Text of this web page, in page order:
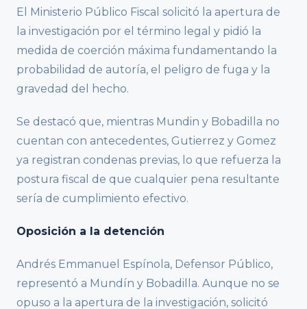
El Ministerio Público Fiscal solicitó la apertura de
la investigación por el término legal y pidió la
medida de coerción máxima fundamentando la
probabilidad de autoría, el peligro de fuga y la
gravedad del hecho.
Se destacó que, mientras Mundin y Bobadilla no
cuentan con antecedentes, Gutierrez y Gomez
ya registran condenas previas, lo que refuerza la
postura fiscal de que cualquier pena resultante
sería de cumplimiento efectivo.
Oposición a la detención
Andrés Emmanuel Espínola, Defensor Público,
representó a Mundín y Bobadilla. Aunque no se
opuso a la apertura de la investigación, solicitó